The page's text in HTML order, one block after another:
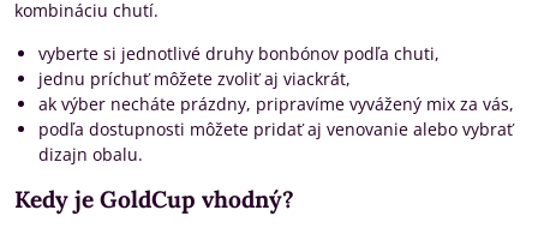
kombináciu chutí.
vyberte si jednotlivé druhy bonbónov podľa chuti,
jednu príchuť môžete zvoliť aj viackrát,
ak výber necháte prázdny, pripravíme vyvážený mix za vás,
podľa dostupnosti môžete pridať aj venovanie alebo vybrať
dizajn obalu.
Kedy je GoldCup vhodný?